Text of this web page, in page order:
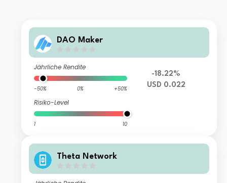
DAO Maker
Jährliche Rendite
-50% 0% +50%
Risiko-Level
1 10
-18.22%
USD 0.022
Theta Network